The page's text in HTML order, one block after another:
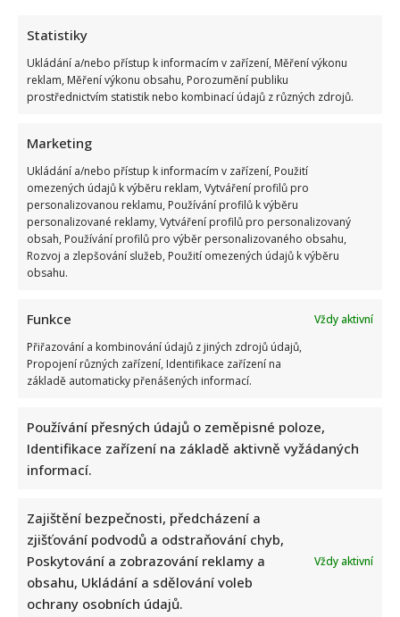
Statistiky
Ukládání a/nebo přístup k informacím v zařízení, Měření výkonu
reklam, Měření výkonu obsahu, Porozumění publiku
prostřednictvím statistik nebo kombinací údajů z různých zdrojů.
Marketing
Ukládání a/nebo přístup k informacím v zařízení, Použití
omezených údajů k výběru reklam, Vytváření profilů pro
personalizovanou reklamu, Používání profilů k výběru
personalizované reklamy, Vytváření profilů pro personalizovaný
obsah, Používání profilů pro výběr personalizovaného obsahu,
Rozvoj a zlepšování služeb, Použití omezených údajů k výběru
obsahu.
Funkce
Vždy aktivní
Přiřazování a kombinování údajů z jiných zdrojů údajů,
Propojení různých zařízení, Identifikace zařízení na
základě automaticky přenášených informací.
Používání přesných údajů o zeměpisné poloze,
Identifikace zařízení na základě aktivně vyžádaných
informací.
Zajištění bezpečnosti, předcházení a
zjišťování podvodů a odstraňování chyb,
Poskytování a zobrazování reklamy a
obsahu, Ukládání a sdělování voleb
ochrany osobních údajů.
Vždy aktivní